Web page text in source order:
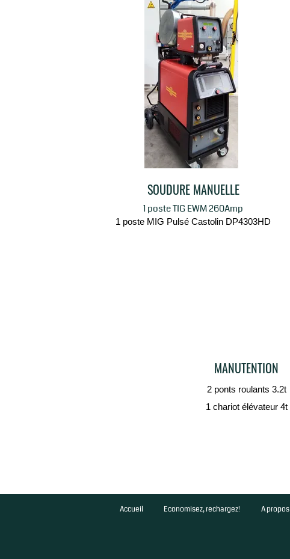
SOUDURE MANUELLE
1 poste TIG EWM 260Amp
1 poste MIG Pulsé Castolin DP4303HD
MANUTENTION
2 ponts roulants 3.2t
1 chariot élévateur 4t
Accueil Economisez, rechargez! A propos